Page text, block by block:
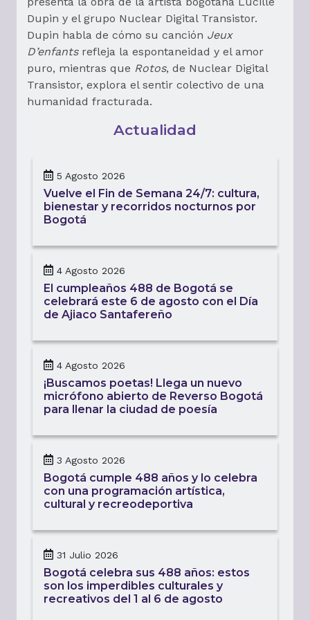
Dupin y el grupo Nuclear Digital Transistor.
Dupin habla de cómo su canción Jeux
D’enfantsrefleja la espontaneidad y el amor
puro, mientras que Rotos, de Nuclear Digital
Transistor, explora el sentir colectivo de una
humanidad fracturada.
Actualidad
5 Agosto 2026
Vuelve el Fin de Semana 24/7: cultura,
bienestar y recorridos nocturnos por
Bogotá
4 Agosto 2026
El cumpleaños 488 de Bogotá se
celebrará este 6 de agosto con el Día
de Ajiaco Santafereño
4 Agosto 2026
¡Buscamos poetas! Llega un nuevo
micrófono abierto de Reverso Bogotá
para llenar la ciudad de poesía
3 Agosto 2026
Bogotá cumple 488 años y lo celebra
con una programación artística,
cultural y recreodeportiva
31 Julio 2026
Bogotá celebra sus 488 años: estos
son los imperdibles culturales y
recreativos del 1 al 6 de agosto